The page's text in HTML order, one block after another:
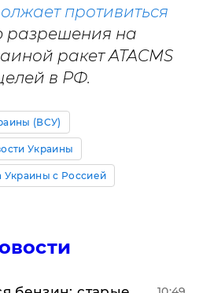
противиться
разрешения на
ракет ATACMS
в РФ.
(ВСУ)
Украины
Украины с Россией